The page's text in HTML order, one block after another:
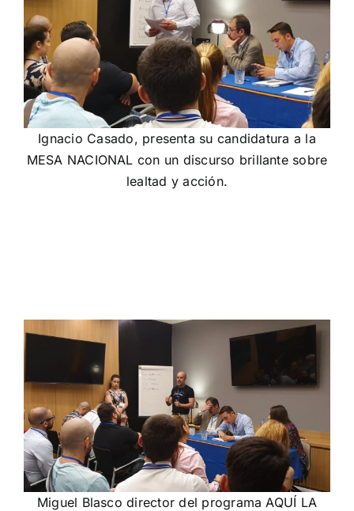
Ignacio Casado, presenta su candidatura a la
MESA NACIONAL con un discurso brillante sobre
lealtad y acción.
Miguel Blasco director del programa AQUÍ LA